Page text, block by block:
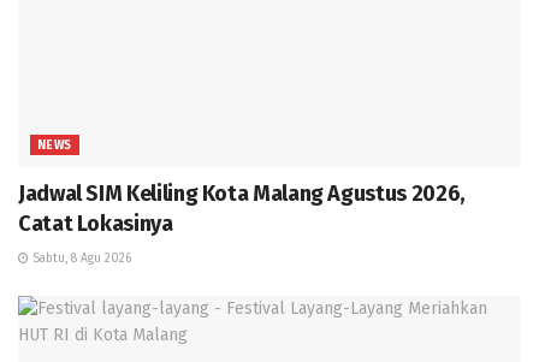
NEWS
Jadwal SIM Keliling Kota Malang Agustus 2026,
Catat Lokasinya
Sabtu, 8 Agu 2026